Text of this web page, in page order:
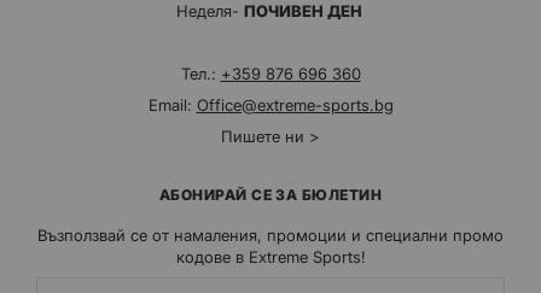
Неделя- ПОЧИВЕН ДЕН
Тел.: +359 876 696 360
Email: Office@extreme-sports.bg
Пишете ни >
АБОНИРАЙ СЕ ЗА БЮЛЕТИН
Възползвай се от намаления, промоции и специални промо
кодове в Extreme Sports!